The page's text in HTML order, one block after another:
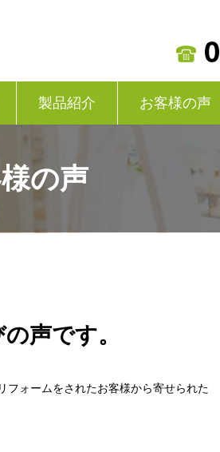
製品紹介 お客様の声
の声
声です。
フォームをされたお客様から寄せられた